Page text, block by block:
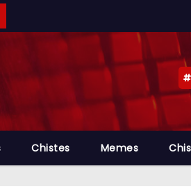
Chistes Memes